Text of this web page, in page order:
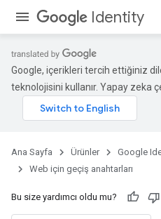
Identity
Google, içerikleri tercih ettiğiniz
teknolojisini kullanır. Yapay zeka
Ana Sayfa Ürünler Google
Web için geçiş anahtarları
Bu size yardımcı oldu mu?